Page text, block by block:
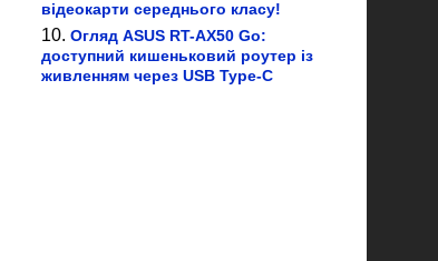
відеокарти середнього класу!
Огляд ASUS RT-AX50 Go:
доступний кишеньковий роутер із
живленням через USB Type-C